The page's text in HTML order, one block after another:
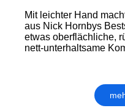
Mit leichter Hand
aus Nick Hornbys
etwas oberflächliche,
nett-unterhaltsame